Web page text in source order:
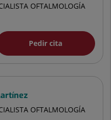
OFTALMOLOGÍA
Pedir cita
OFTALMOLOGÍA